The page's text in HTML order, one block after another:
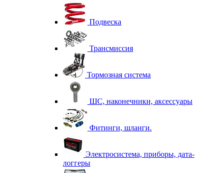
Подвеска
Трансмиссия
Тормозная система
ШС, наконечники, аксессуары
Фитинги, шланги.
Электросистема, приборы, дата-
логгеры